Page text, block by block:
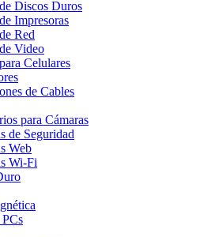
Discos Duros
Impresoras
Red
Video
Celulares
de Cables
para Cámaras
de Seguridad
Web
Wi-Fi